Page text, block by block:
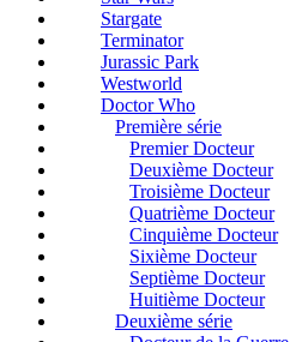
Stargate
Terminator
Jurassic Park
Westworld
Doctor Who
Première série
Premier Docteur
Deuxième Docteur
Troisième Docteur
Quatrième Docteur
Cinquième Docteur
Sixième Docteur
Septième Docteur
Huitième Docteur
Deuxième série